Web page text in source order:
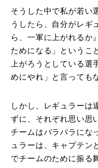
そうした中で私が若い
うしたら、自分がレギ
ら、一軍に上がれるか
ためになる」というこ
上がろうとしている選
めにやれ」と言っても
しかし、レギュラーは
ずに、それぞれ思い思
チームはバラバラにな
ュラーは、キャプテン
でチームのために振る